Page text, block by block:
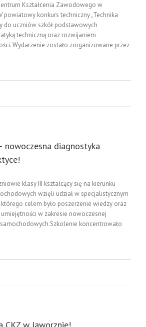
Kształcenia Zawodowego w
powiatowy konkurs techniczny „Technika
do uczniów szkół podstawowych
techniczną oraz rozwijaniem
Wydarzenie zostało zorganizowane przez
nowoczesna diagnostyka
klasy III kształcący się na kierunku
wzięli udział w specjalistycznym
celem było poszerzenie wiedzy oraz
w zakresie nowoczesnej
koncentrowało